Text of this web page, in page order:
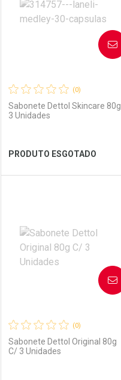
Ver Desconto Convênio
(0)
Sabonete Dettol Skincare 80g
3 Unidades
PRODUTO ESGOTADO
AVISE-ME
Laboratório
Por Menos
(0)
Sabonete Dettol Original 80g
C/ 3 Unidades
AVISE-ME